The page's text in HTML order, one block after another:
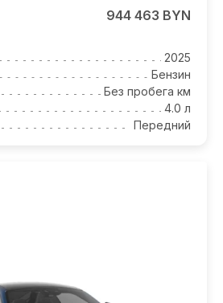
944 463 BYN
2025
Бензин
Без пробега км
4.0 л
Передний